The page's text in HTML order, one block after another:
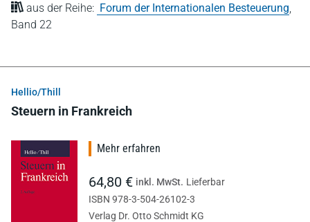
aus der Reihe: Forum der Internationalen Besteuerung
Band 22
Hellio/Thill
Steuern in Frankreich
Mehr erfahren
64,80 € inkl. MwSt. Lieferbar
ISBN 978-3-504-26102-3
Verlag Dr. Otto Schmidt KG